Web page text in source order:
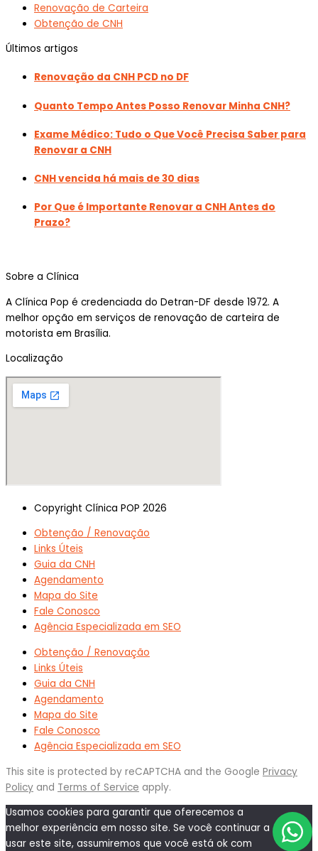
Renovação de Carteira
Obtenção de CNH
Últimos artigos
Renovação da CNH PCD no DF
Quanto Tempo Antes Posso Renovar Minha CNH?
Exame Médico: Tudo o Que Você Precisa Saber para
Renovar a CNH
CNH vencida há mais de 30 dias
Por Que é Importante Renovar a CNH Antes do
Prazo?
Sobre a Clínica
A Clínica Pop é credenciada do Detran-DF desde 1972. A
melhor opção em serviços de renovação de carteira de
motorista em Brasília.
Localização
Copyright Clínica POP 2026
Obtenção / Renovação
Links Úteis
Guia da CNH
Agendamento
Mapa do Site
Fale Conosco
Agência Especializada em SEO
Obtenção / Renovação
Links Úteis
Guia da CNH
Agendamento
Mapa do Site
Fale Conosco
Agência Especializada em SEO
This site is protected by reCAPTCHA and the Google Privacy
Policy and Terms of Service apply.
Usamos cookies para garantir que oferecemos a
melhor experiência em nosso site. Se você continuar a
usar este site, assumiremos que você está ok com